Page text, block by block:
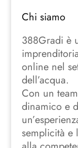
Chi siamo
388Gradi è
online nel
dell’acqua.
Con un
dinamico e
semplicità e